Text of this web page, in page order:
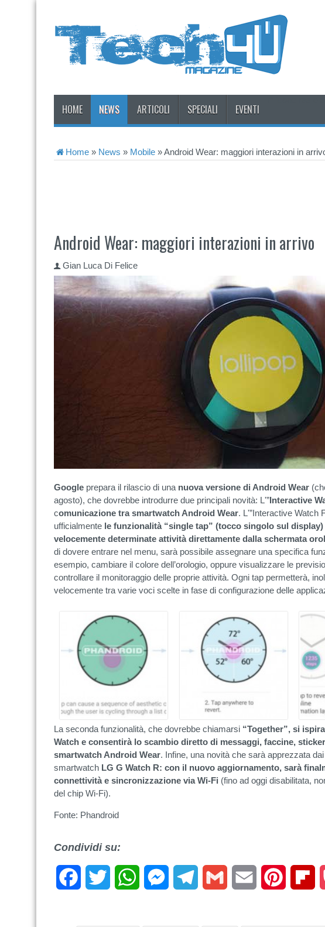
HOME NEWS ARTICOLI SPECIALI EVENTI
Home » News » Mobile »Android Wear: maggiori interazioni in
Android Wear: maggiori interazioni in arrivo
Gian Luca Di Felice
Google prepara il rilascio di una nuova versione di Android Wear
agosto), che dovrebbe introdurre due principali novità: L'”Interactive
comunicazione tra smartwatch Android Wear. L'”Interactive Watch
ufficialmente le funzionalità “single tap” (tocco singolo sul display)
velocemente determinate attività direttamente dalla schermata
di dovere entrare nel menu, sarà possibile assegnare una specifica
esempio, cambiare il colore dell’orologio, oppure visualizzare le
controllare il monitoraggio delle proprie attività. Ogni tap permetterà,
velocemente tra varie voci scelte in fase di configurazione delle
La seconda funzionalità, che dovrebbe chiamarsi “Together”, si
Watch e consentirà lo scambio diretto di messaggi, faccine,
smartwatch Android Wear. Infine, una novità che sarà apprezzata
smartwatch LG G Watch R: con il nuovo aggiornamento, sarà
connettività e sincronizzazione via Wi-Fi (fino ad oggi disabilitata,
del chip Wi-Fi).
Fonte: Phandroid
Condividi su:
FacebookTwitter WhatsAppMessengerTelegramGmail Email Pinterest